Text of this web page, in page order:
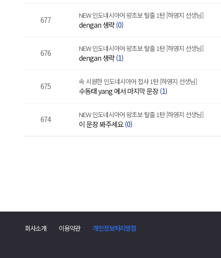
677 NEW 인도네시아어 왕초보 탈출 1탄 [하영지 선생님]
dengan 생략 (0)
676 NEW 인도네시아어 왕초보 탈출 1탄 [하영지 선생님]
dengan 생략 (1)
675 속 시원한 인도네시아어 접사 1탄 [하영지 선생님]
수동태 yang 에서 마지막 문장 (1)
674 NEW 인도네시아어 왕초보 탈출 1탄 [하영지 선생님]
이 문장 봐주세요 (0)
회사소개 이용약관 개인정보처리방침